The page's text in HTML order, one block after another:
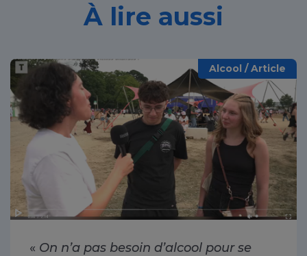
À lire aussi
Alcool / Article
« On n’a pas besoin d’alcool pour se